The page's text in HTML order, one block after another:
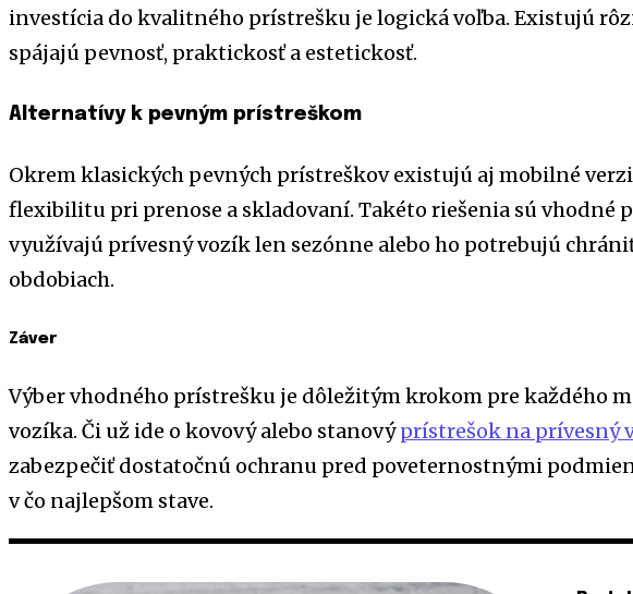
investícia do kvalitného prístrešku je logická voľba. Existujú
spájajú pevnosť, praktickosť a estetickosť.
Alternatívy k pevným prístreškom
Okrem klasických pevných prístreškov existujú aj mobilné
flexibilitu pri prenose a skladovaní. Takéto riešenia sú vhodné
využívajú prívesný vozík len sezónne alebo ho potrebujú
obdobiach.
Záver
Výber vhodného prístrešku je dôležitým krokom pre každého
vozíka. Či už ide o kovový alebo stanovýprístrešok na prívesný
zabezpečiť dostatočnú ochranu pred poveternostnými
v čo najlepšom stave.